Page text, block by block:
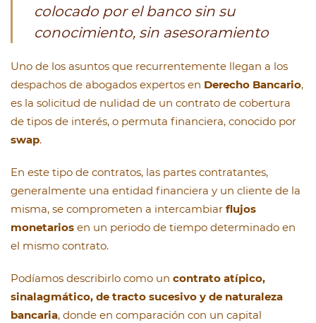
colocado por el banco sin su
conocimiento, sin asesoramiento
Uno de los asuntos que recurrentemente llegan a los
despachos de abogados expertos en Derecho Bancario,
es la solicitud de nulidad de un contrato de cobertura
de tipos de interés, o permuta financiera, conocido por
swap.
En este tipo de contratos, las partes contratantes,
generalmente una entidad financiera y un cliente de la
misma, se comprometen a intercambiar flujos
monetarios en un periodo de tiempo determinado en
el mismo contrato.
Podíamos describirlo como un contrato atípico,
sinalagmático, de tracto sucesivo y de naturaleza
bancaria, donde en comparación con un capital